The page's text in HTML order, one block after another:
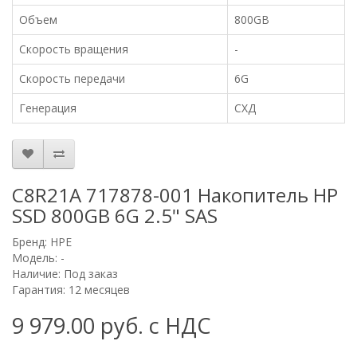
Объем
800GB
Скорость вращения
-
Скорость передачи
6G
Генерация
СХД
C8R21A 717878-001 Накопитель HP
SSD 800GB 6G 2.5" SAS
Бренд: HPE
Модель: -
Наличие: Под заказ
Гарантия: 12 месяцев
9 979.00 руб. с НДС